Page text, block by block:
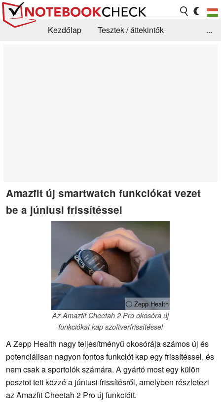
Kezdőlap
Tesztek / áttekintők
...
Amazfit új smartwatch funkciókat vezet
be a júniusi frissítéssel
ⓘ Zepp Health
Az Amazfit Cheetah 2 Pro okosóra új
funkciókat kap szoftverfrissítéssel
A Zepp Health nagy teljesítményű okosórája számos új és
potenciálisan nagyon fontos funkciót kap egy frissítéssel, és
nem csak a sportolók számára. A gyártó most egy külön
posztot tett közzé a júniusi frissítésről, amelyben részletezi
az Amazfit Cheetah 2 Pro új funkcióit.